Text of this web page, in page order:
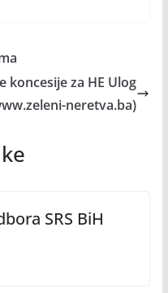
koncesije za HE Ulog
neretva.ba)
SRS BiH